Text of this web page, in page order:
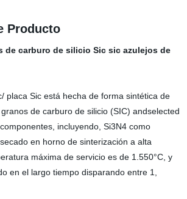
Producto
de carburo de silicio Sic sic azulejos de
placa Sic está hecha de forma sintética de
de carburo de silicio (SIC) andselected
incluyendo, Si3N4 como
en horno de sinterización a alta
máxima de servicio es de 1.550°C, y
en el largo tiempo disparando entre 1,